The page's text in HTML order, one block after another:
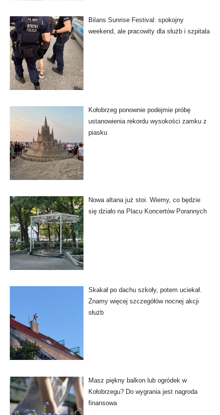
Bilans Sunrise Festival: spokojny
weekend, ale pracowity dla służb i szpitala
Kołobrzeg ponownie podejmie próbę
ustanowienia rekordu wysokości zamku z
piasku
Nowa altana już stoi. Wiemy, co będzie
się działo na Placu Koncertów Porannych
Skakał po dachu szkoły, potem uciekał.
Znamy więcej szczegółów nocnej akcji
służb
Masz piękny balkon lub ogródek w
Kołobrzegu? Do wygrania jest nagroda
finansowa